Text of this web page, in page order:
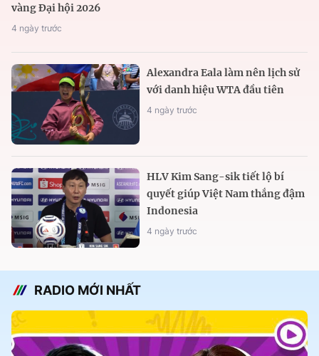
vàng Đại hội 2026
4 ngày trước
Alexandra Eala làm nên lịch sử
với danh hiệu WTA đầu tiên
4 ngày trước
HLV Kim Sang-sik tiết lộ bí
quyết giúp Việt Nam thắng đậm
Indonesia
4 ngày trước
RADIO MỚI NHẤT